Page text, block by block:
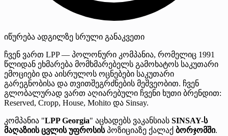
იწურება ადგილზე სრული განაკვეთი
ჩვენ ვართ LPP — პოლონური კომპანია, რომელიც 1991
წლიდან ეხმარება მომხმარებელს გამოხატოს საკუთარი
ემოციები და აისრულოს ოცნებები საკუთარი
გარეგნობისა და თვითშეგრძნების მეშვეობით. ჩვენ
გლობალურად ვართ აღიარებული ჩვენი ხუთი ბრენდით:
Reserved, Cropp, House, Mohito და Sinsay.
კომპანია "LPP Georgia" აცხადებს ვაკანსიას SINSAY-ს
მაღაზიის ცვლის უფროსისპოზიციაზე ქალაქ ბორჯომში.